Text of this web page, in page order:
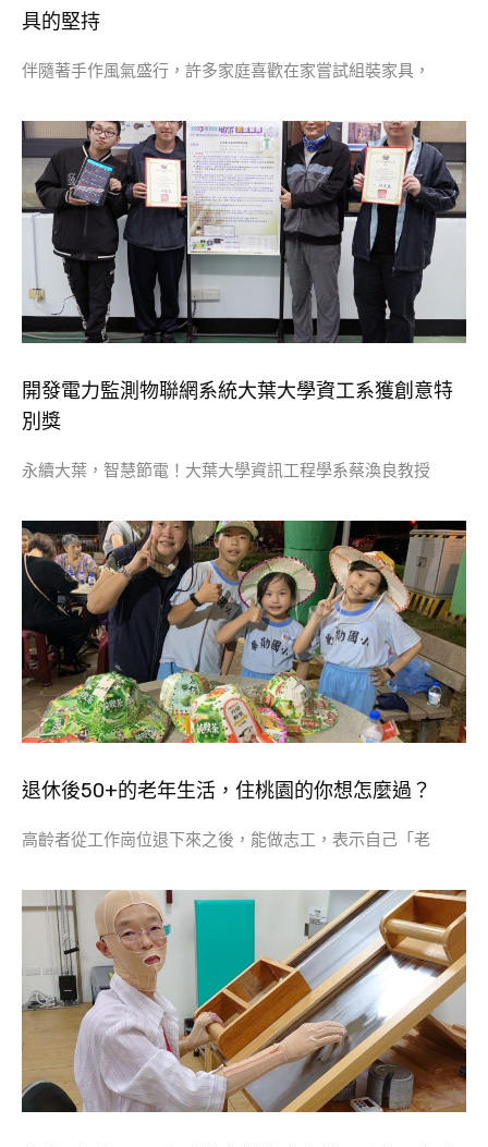
具的堅持
伴隨著手作風氣盛行，許多家庭喜歡在家嘗試組裝家具，
​開發電力監測物聯網系統大葉大學資工系獲創意特
別獎
永續大葉，智慧節電！大葉大學資訊工程學系蔡渙良教授
退休後50+的老年生活，住桃園的你想怎麼過？
高齡者從工作崗位退下來之後，能做志工，表示自己「老